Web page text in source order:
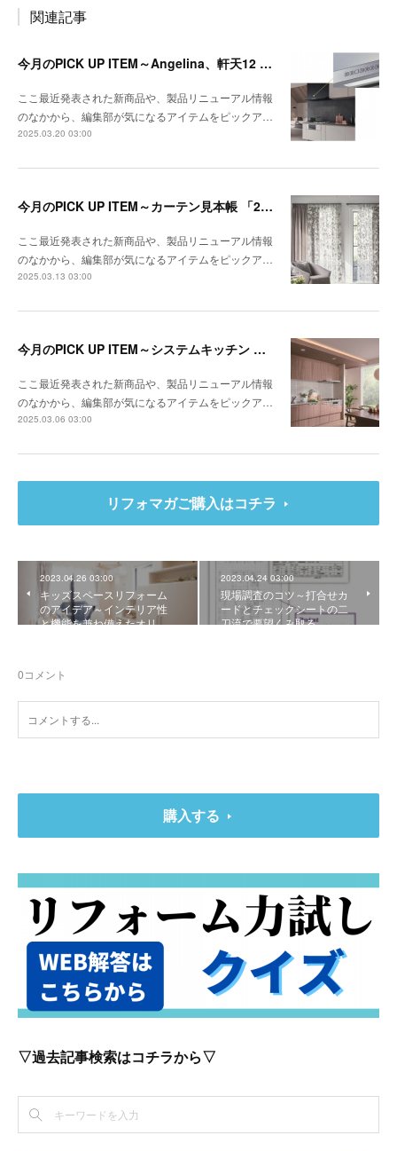
関連記事
今月のPICK UP ITEM～Angelina、軒天12 トリスタ
ここ最近発表された新商品や、製品リニューアル情報
のなかから、編集部が気になるアイテムをピックア…
2025.03.20 03:00
今月のPICK UP ITEM～カーテン見本帳 「2024-2028 ストリングス」、『RIVIERA TILE COLLECTION 2024-2025 LINEUP CATALOGUE VOL.2
ここ最近発表された新商品や、製品リニューアル情報
のなかから、編集部が気になるアイテムをピックア…
2025.03.13 03:00
今月のPICK UP ITEM～システムキッチン クルート、エコキュート CHP-E37LUX1／ES46LUX1
ここ最近発表された新商品や、製品リニューアル情報
のなかから、編集部が気になるアイテムをピックア…
2025.03.06 03:00
リフォマガご購入はコチラ
2023.04.26 03:00
キッズスペースリフォーム
のアイデア～インテリア性
と機能を兼ね備えたオリ…
2023.04.24 03:00
現場調査のコツ～打合せカ
ードとチェックシートの二
刀流で要望くみ取る
0コメント
購入する
▽過去記事検索はコチラから▽